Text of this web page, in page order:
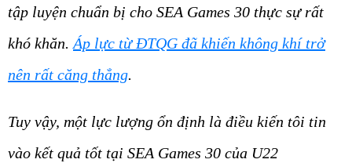
tập luyện chuẩn bị cho SEA Games 30 thực sự rất
khó khăn. Áp lực từ ĐTQG đã khiến không khí trở
nên rất căng thẳng.
Tuy vậy, một lực lượng ổn định là điều kiến tôi tin
vào kết quả tốt tại SEA Games 30 của U22